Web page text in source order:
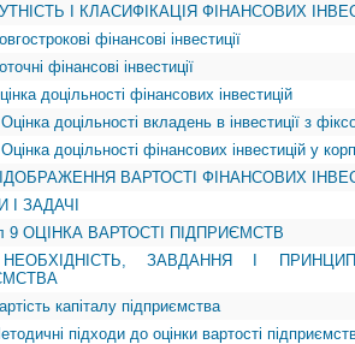
І КЛАСИФІКАЦІЯ ФІНАНСОВИХ
фінансові інвестиції
фінансові інвестиції
доцільності фінансових інвестицій
доцільності вкладень в інвестиції з
доцільності фінансових інвестицій у
ВАРТОСТІ ФІНАНСОВИХ
І ЗАДАЧІ
9 ОЦІНКА ВАРТОСТІ ПІДПРИЄМСТВ
ЗАВДАННЯ І
капіталу підприємства
підходи до оцінки вартості